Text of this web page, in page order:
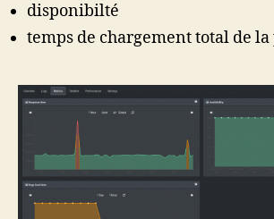
disponibilté
temps de chargement total de la